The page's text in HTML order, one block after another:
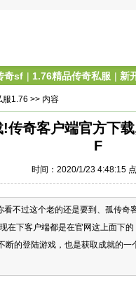
奇sf | 1.76精品传奇私服 | 新
服1.76 >> 内容
传奇客户端官方下
F
时间：2020/1/23 4:48:15 点
过这个老的还是要到、孤传奇
现在下客户端都是在官网这上面
断的登陆游戏，也是获取成就的